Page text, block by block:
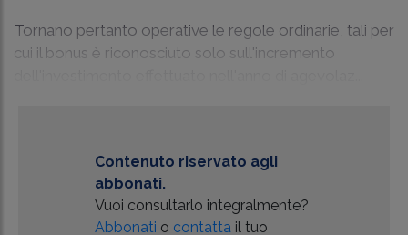
Tornano pertanto operative le regole ordinarie, tali per
cui il bonus è riconosciuto solo sull'incremento
Contenuto riservato agli
abbonati.
Vuoi consultarlo integralmente?
Abbonati o contattail tuo